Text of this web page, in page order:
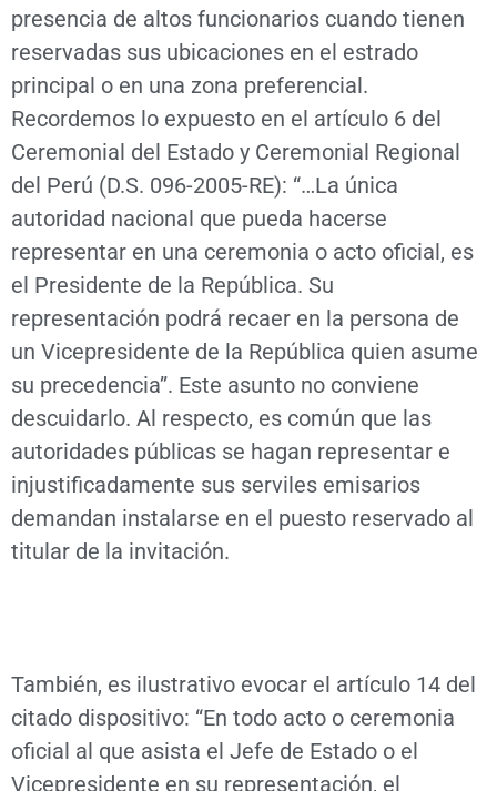
presencia de altos funcionarios cuando tienen
reservadas sus ubicaciones en el estrado
principal o en una zona preferencial.
Recordemos lo expuesto en el artículo 6 del
Ceremonial del Estado y Ceremonial Regional
del Perú (D.S. 096-2005-RE): “…La única
autoridad nacional que pueda hacerse
representar en una ceremonia o acto oficial, es
el Presidente de la República. Su
representación podrá recaer en la persona de
un Vicepresidente de la República quien asume
su precedencia”. Este asunto no conviene
descuidarlo. Al respecto, es común que las
autoridades públicas se hagan representar e
injustificadamente sus serviles emisarios
demandan instalarse en el puesto reservado al
titular de la invitación.
También, es ilustrativo evocar el artículo 14 del
citado dispositivo: “En todo acto o ceremonia
oficial al que asista el Jefe de Estado o el
Vicepresidente en su representación, el